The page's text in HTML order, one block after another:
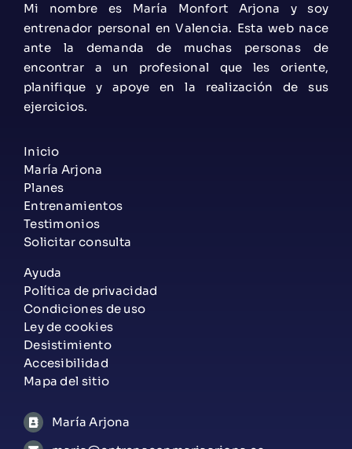
Mi nombre es María Monfort Arjona y soy
entrenador personal en Valencia. Esta web nace
ante la demanda de muchas personas de
encontrar a un profesional que les oriente,
planifique y apoye en la realización de sus
ejercicios.
Inicio
María Arjona
Planes
Entrenamientos
Testimonios
Solicitar consulta
Ayuda
Política de privacidad
Condiciones de uso
Ley de cookies
Desistimiento
Accesibilidad
Mapa del sitio
María Arjona